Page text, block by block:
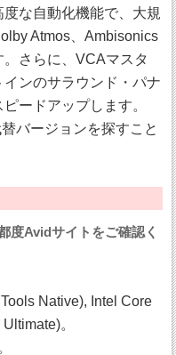
な自動化機能で、大規
Atmos、Ambisonics
さらに、VCAマスタ
ンのサラウンド・パナ
ードアップします。
バージョンを探すこと
度Avidサイトをご確認く
Native), Intel Core
。